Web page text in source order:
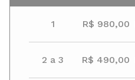
1 R$ 980,00
2 a 3 R$ 490,00